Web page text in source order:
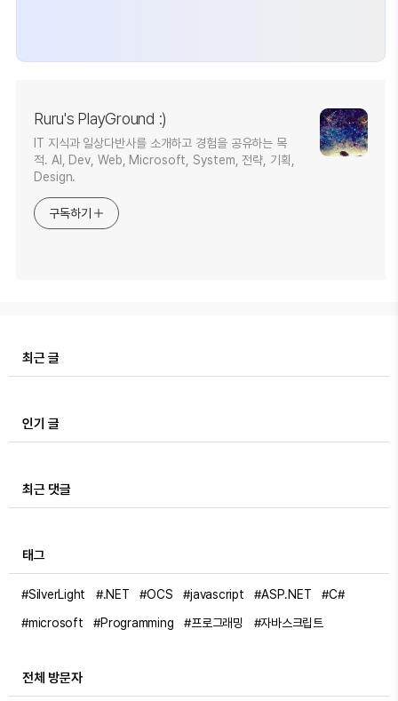
Ruru's PlayGround :)
IT 지식과 일상다반사를 소개하고 경험을 공유하는 목
적. AI, Dev, Web, Microsoft, System, 전략, 기획,
Design.
구독하기
최근 글
인기 글
최근 댓글
태그
#SilverLight #.NET #OCS #javascript #ASP.NET
#C#
#microsoft
#Programming #프로그래밍 #자바스크립트
전체 방문자